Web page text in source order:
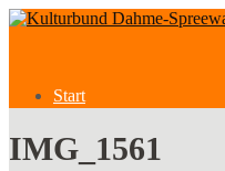
Start
IMG_1561